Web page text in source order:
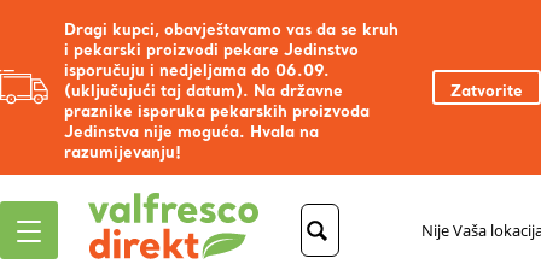
Dragi kupci, obavještavamo vas da se kruh
i pekarski proizvodi pekare Jedinstvo
isporučuju i nedjeljama do 06.09.
(uključujući taj datum). Na državne
praznike isporuka pekarskih proizvoda
Jedinstva nije moguća. Hvala na
razumijevanju!
Zatvorite
Nije Vaša